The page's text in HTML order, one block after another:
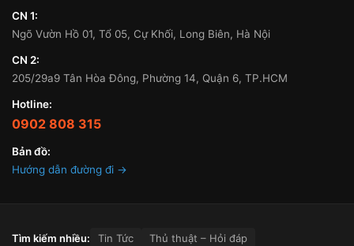
CN 1:
Ngõ Vườn Hồ 01, Tổ 05, Cự Khối, Long Biên, Hà Nội
CN 2:
205/29a9 Tân Hòa Đông, Phường 14, Quận 6, TP.HCM
Hotline:
0902 808 315
Bản đồ:
Hướng dẫn đường đi →
Tìm kiếm nhiều: Tin Tức Thủ thuật – Hỏi đáp